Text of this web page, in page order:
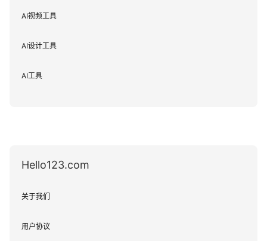
AI视频工具
AI设计工具
AI工具
Hello123.com
关于我们
用户协议